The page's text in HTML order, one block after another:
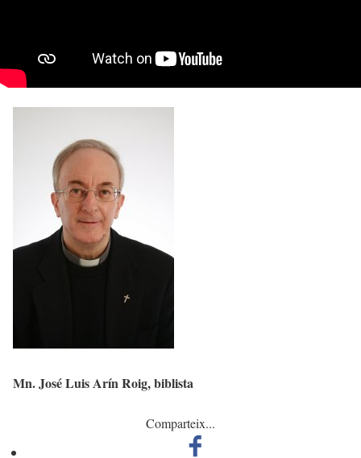
Mn. José Luis Arín Roig, biblista
Comparteix...